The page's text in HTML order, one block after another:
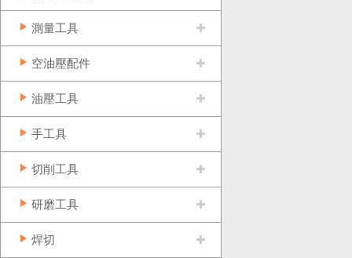
測量工具
空油壓配件
油壓工具
手工具
切削工具
研磨工具
焊切